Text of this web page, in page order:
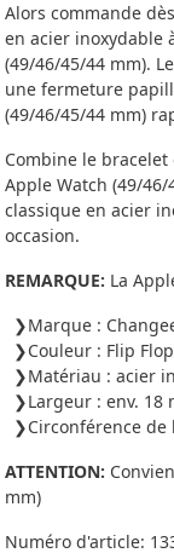
Alors commande
en acier inoxydable
(49/46/45/44 mm). Le
une fermeture
(49/46/45/44 mm)
Combine le
Apple Watch (49/
classique en acier
occasion.
REMARQUE: La
Marque :
Couleur : Flip Flop
Matériau : acier
Largeur : env. 18
Circonférence de
ATTENTION:
mm)
Numéro d'article: